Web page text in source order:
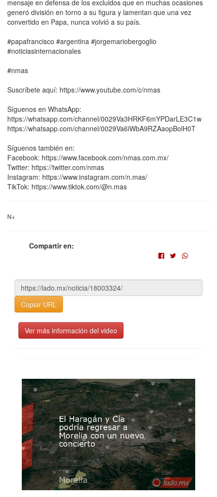
mensaje en defensa de los excluidos que en muchas ocasiones
generó división en torno a su figura y lamentan que una vez
convertido en Papa, nunca volvió a su país.
#papafrancisco #argentina #jorgemariobergoglio
#noticiasinternacionales
#nmas
Suscríbete aquí: https://www.youtube.com/c/nmas
Síguenos en WhatsApp:
https://whatsapp.com/channel/0029Va3HRKF6mYPDarLE3C1w
https://whatsapp.com/channel/0029Va6iWbA9RZAaopBolH0T
Síguenos también en:
Facebook: https://www.facebook.com/nmas.com.mx/
Twitter: https://twitter.com/nmas
Instagram: https://www.instagram.com/n.mas/
TikTok: https://www.tiktok.com/@n.mas
N+
Compartir en:
Copiar URL
Ver más información del video